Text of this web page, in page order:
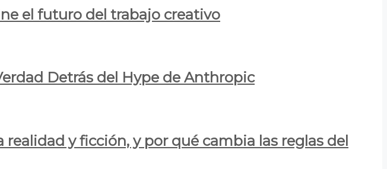
el futuro del trabajo creativo
Detrás del Hype de Anthropic
y ficción, y por qué cambia las reglas del